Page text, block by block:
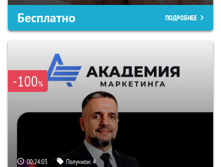
Бесплатно ПОДРОБНЕЕ
-100%
00:24:02 Получили:4